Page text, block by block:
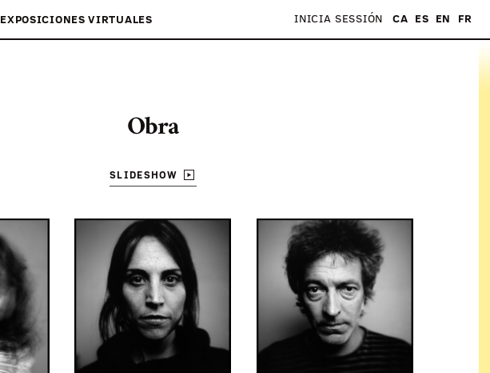
EXPOSICIONES VIRTUALES INICIA SESSIÓN CA ES EN FR
Obra
SLIDESHOW